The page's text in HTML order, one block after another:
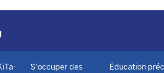
S'occuper des
Éducation